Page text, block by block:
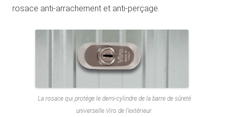
rosace anti-arrachement et anti-perçage.
La rosace qui protège le demi-cylindre de la barre de sûreté
universelle Viro de l’extérieur.